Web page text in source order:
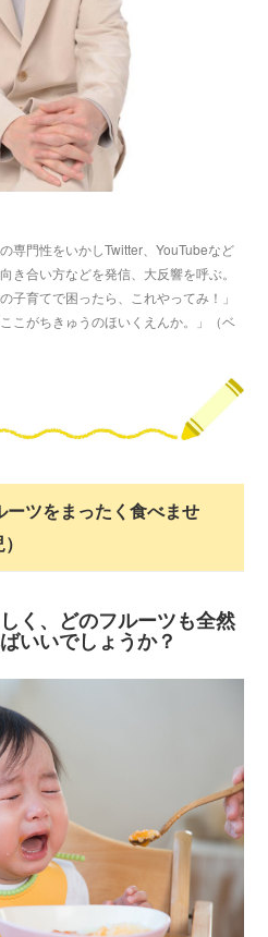
専門性をいかしTwitter、YouTubeなど
き合い方などを発信、大反響を呼ぶ。
子育てで困ったら、これやってみ！」
こがちきゅうのほいくえんか。」（ベ
ツをまったく食べませ
く、どのフルーツも全然
いいでしょうか？